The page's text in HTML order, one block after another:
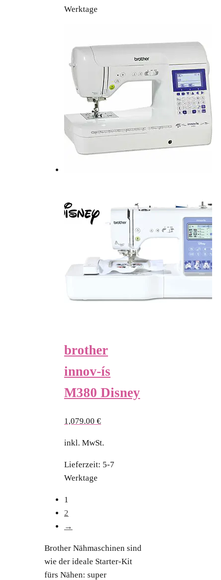
Werktage
brother
innov-ís
M380 Disney
1,079.00 €
inkl. MwSt.
Lieferzeit: 5-7
Werktage
1
2
→
Brother Nähmaschinen sind
wie der ideale Starter-Kit
fürs Nähen: super